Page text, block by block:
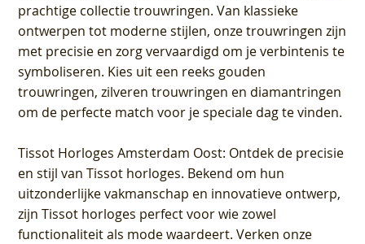
prachtige collectie trouwringen. Van klassieke
ontwerpen tot moderne stijlen, onze trouwringen zijn
met precisie en zorg vervaardigd om je verbintenis te
symboliseren. Kies uit een reeks gouden
trouwringen, zilveren trouwringen en diamantringen
om de perfecte match voor je speciale dag te vinden.
Tissot Horloges Amsterdam Oost: Ontdek de precisie
en stijl van Tissot horloges. Bekend om hun
uitzonderlijke vakmanschap en innovatieve ontwerp,
zijn Tissot horloges perfect voor wie zowel
functionaliteit als mode waardeert. Verken onze